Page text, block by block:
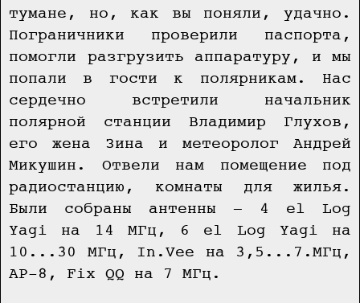
тумане, но, как вы поняли, удачно.
Пограничники проверили паспорта,
помогли разгрузить аппаратуру, и мы
попали в гости к полярникам. Нас
сердечно встретили начальник
полярной станции Владимир Глухов,
его жена Зина и метеоролог Андрей
Микушин. Отвели нам помещение под
радиостанцию, комнаты для жилья.
Были собраны антенны — 4 el Log
Yagi на 14 МГц, 6 el Log Yagi на
10...30 МГц, In.Vee на 3,5...7.МГц,
АР-8, Fix QQ на 7 МГц.